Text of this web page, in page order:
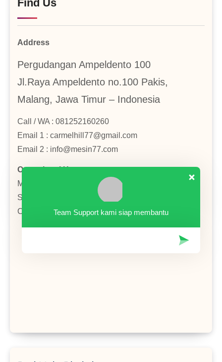
Find Us
Address
Pergudangan Ampeldento 100
Jl.Raya Ampeldento no.100 Pakis,
Malang, Jawa Timur – Indonesia
Call / WA : 081252160260
Email 1 : carmelhill77@gmail.com
Email 2 : info@mesin77.com
Operational Hours
Monday–Friday: 8:00AM–4:00PM
Saturday : 8:00AM–2:00PM
Close in Sunday and National Holiday
Team Support kami siap membantu